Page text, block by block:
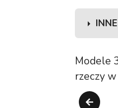
1.
4.
Modele
rzeczy